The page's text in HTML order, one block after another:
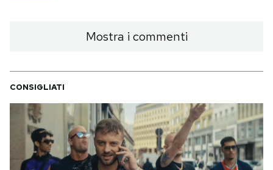
Mostra i commenti
CONSIGLIATI